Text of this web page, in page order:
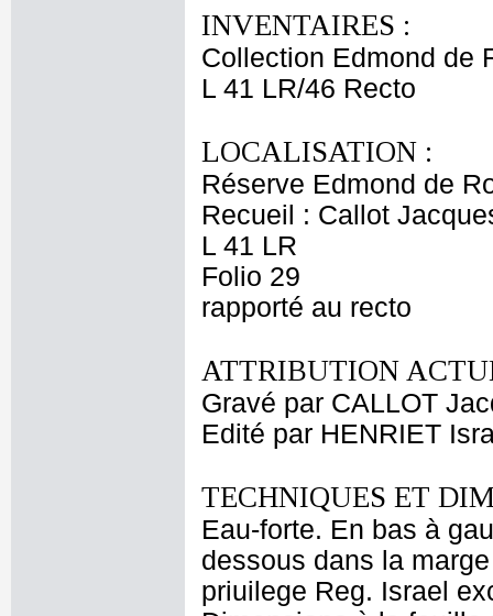
INVENTAIRES :
Collection Edmond de
L 41 LR/46 Recto
LOCALISATION :
Réserve Edmond de
Recueil : Callot
L 41 LR
Folio 29
rapporté au recto
ATTRIBUTION
Gravé par CALLOT
Edité par HENRIET
TECHNIQUES ET
Eau-forte. En bas à
dessous dans la
priuilege Reg. Israel